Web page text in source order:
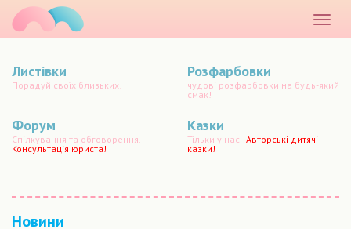
меню
Листівки
Порадуй своїх близьких!
Розфарбовки
чудові розфарбовки на будь-який
смак!
Форум
Спілкування та обговорення.
Консультація юриста!
Казки
Тільки у нас -Авторські дитячі
казки!
Новини